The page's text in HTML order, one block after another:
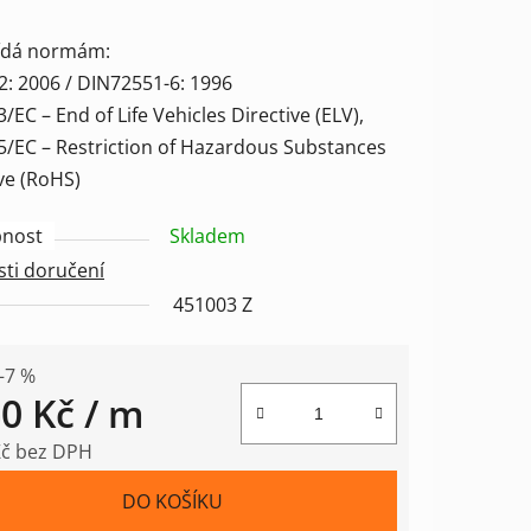
normám:
2006 / DIN72551-6: 1996
EC – End of Life Vehicles Directive (ELV),
EC – Restriction of Hazardous Substances
(RoHS)
Skladem
doručení
451003 Z
%
Kč / m
bez DPH
DO KOŠÍKU